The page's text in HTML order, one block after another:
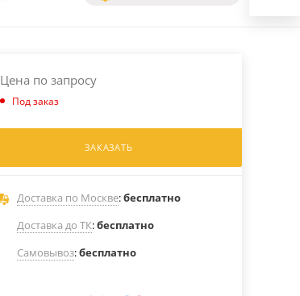
Цена по запросу
Под заказ
ЗАКАЗАТЬ
Доставка по Москве:бесплатно
Доставка до ТК:бесплатно
Самовывоз:бесплатно